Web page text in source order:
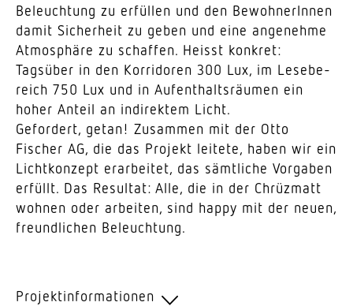
Beleuchtung zu erfüllen und den Bewoh­ne­rInnen
damit Sicherheit zu geben und eine ange­nehme
Atmo­sphäre zu schaffen. Heisst konkret:
Tagsüber in den Korri­doren 300 Lux, im Lese­be­
reich 750 Lux und in Aufent­halts­räumen ein
hoher Anteil an indi­rektem Licht.
Gefordert, getan! Zusammen mit der Otto
Fischer AG, die das Projekt leitete, haben wir ein
Licht­konzept erar­beitet, das sämt­liche Vorgaben
erfüllt. Das Resultat: Alle, die in der Chrüzmatt
wohnen oder arbeiten, sind happy mit der neuen,
freund­lichen Beleuchtung.
Projektinformationen